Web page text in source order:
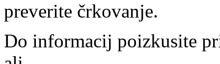
preverite črkovanje.
Do informacij poizkusite